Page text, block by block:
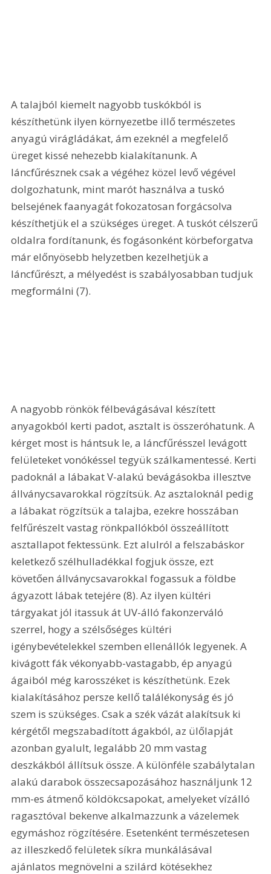
A talajból kiemelt nagyobb tuskókból is
készíthetünk ilyen környezetbe illő természetes
anyagú virágládákat, ám ezeknél a megfelelő
üreget kissé nehezebb kialakítanunk. A
láncfűrésznek csak a végéhez közel levő végével
dolgozhatunk, mint marót használva a tuskó
belsejének faanyagát fokozatosan forgácsolva
készíthetjük el a szükséges üreget. A tuskót célszerű
oldalra fordítanunk, és fogásonként körbeforgatva
már előnyösebb helyzetben kezelhetjük a
láncfűrészt, a mélyedést is szabályosabban tudjuk
megformálni (7).
A nagyobb rönkök félbevágásával készített
anyagokból kerti padot, asztalt is összeróhatunk. A
kérget most is hántsuk le, a láncfűrésszel levágott
felületeket vonókéssel tegyük szálkamentessé. Kerti
padoknál a lábakat V-alakú bevágásokba illesztve
állványcsavarokkal rögzítsük. Az asztaloknál pedig
a lábakat rögzítsük a talajba, ezekre hosszában
felfűrészelt vastag rönkpallókból összeállított
asztallapot fektessünk. Ezt alulról a felszabáskor
keletkező szélhulladékkal fogjuk össze, ezt
követően állványcsavarokkal fogassuk a földbe
ágyazott lábak tetejére (8). Az ilyen kültéri
tárgyakat jól itassuk át UV-álló fakonzerváló
szerrel, hogy a szélsőséges kültéri
igénybevételekkel szemben ellenállók legyenek. A
kivágott fák vékonyabb-vastagabb, ép anyagú
ágaiból még karosszéket is készíthetünk. Ezek
kialakításához persze kellő találékonyság és jó
szem is szükséges. Csak a szék vázát alakítsuk ki
kérgétől megszabadított ágakból, az ülőlapját
azonban gyalult, legalább 20 mm vastag
deszkákból állítsuk össze. A különféle szabálytalan
alakú darabok összecsapozásához használjunk 12
mm-es átmenő köldökcsapokat, amelyeket vízálló
ragasztóval bekenve alkalmazzunk a vázelemek
egymáshoz rögzítésére. Esetenként természetesen
az illeszkedő felületek síkra munkálásával
ajánlatos megnövelni a szilárd kötésekhez